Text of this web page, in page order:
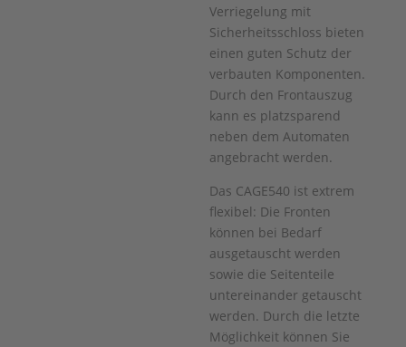
Verriegelung mit
Sicherheitsschloss bieten
einen guten Schutz der
verbauten Komponenten.
Durch den Frontauszug
kann es platzsparend
neben dem Automaten
angebracht werden.
Das CAGE540 ist extrem
flexibel: Die Fronten
können bei Bedarf
ausgetauscht werden
sowie die Seitenteile
untereinander getauscht
werden. Durch die letzte
Möglichkeit können Sie